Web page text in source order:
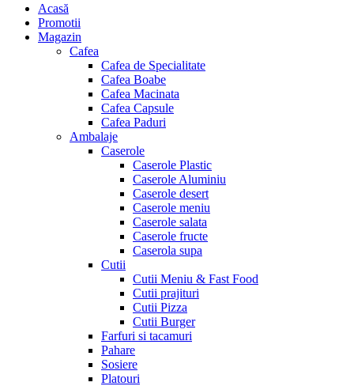
Menu
Acasă
Promotii
Magazin
Cafea
Cafea de Specialitate
Cafea Boabe
Cafea Macinata
Cafea Capsule
Cafea Paduri
Ambalaje
Caserole
Caserole Plastic
Caserole Aluminiu
Caserole desert
Caserole meniu
Caserole salata
Caserole fructe
Caserola supa
Cutii
Cutii Meniu & Fast Food
Cutii prajituri
Cutii Pizza
Cutii Burger
Farfuri si tacamuri
Pahare
Sosiere
Platouri